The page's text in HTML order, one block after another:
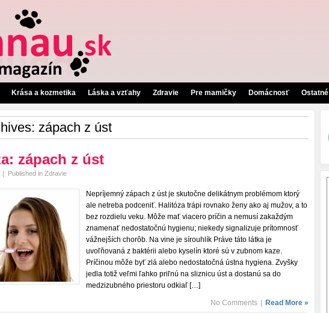
Krása a kozmetika Láska a vzťahy Zdravie Pre mamičky Domácnosť Ostatné
zápach z úst
zápach z úst
| Published in Zdravie
Nepríjemný zápach z úst je skutočne delikátnym problémom ktorý
ale netreba podceniť. Halitóza trápi rovnako ženy ako aj mužov, a to
bez rozdielu veku. Môže mať viacero príčin a nemusí zakaždým
znamenať nedostatočnú hygienu; niekedy signalizuje prítomnosť
vážnejších chorôb. Na vine je sírouhlík Práve táto látka je
uvoľňovaná z baktérii alebo kyselín ktoré sú v zubnom kaze.
Príčinou môže byť zlá alebo nedostatočná ústna hygiena. Zvyšky
jedla totiž veľmi ľahko priľnú na sliznicu úst a dostanú sa do
medzizubného priestoru odkiaľ […]
No Comments Read More »